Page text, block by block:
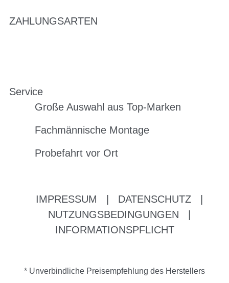
ZAHLUNGSARTEN
Service
Große Auswahl aus Top-Marken
Fachmännische Montage
Probefahrt vor Ort
IMPRESSUM DATENSCHUTZ
NUTZUNGSBEDINGUNGEN
INFORMATIONSPFLICHT
* Unverbindliche Preisempfehlung des Herstellers